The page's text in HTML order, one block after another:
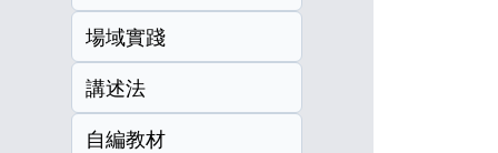
場域實踐
講述法
自編教材